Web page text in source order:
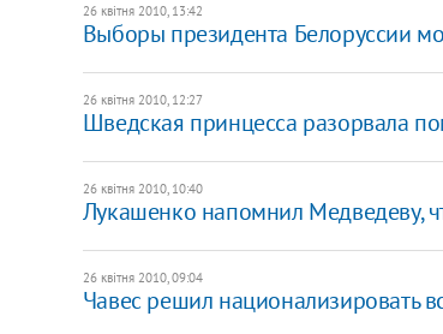
26 квітня 2010, 13:42
Выборы президента Белоруссии
26 квітня 2010, 12:27
Шведская принцесса разорвала
26 квітня 2010, 10:40
Лукашенко напомнил Медведеву,
26 квітня 2010, 09:04
Чавес решил национализировать